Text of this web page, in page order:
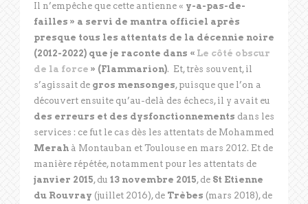
Il n’empêche que cette antienne « y-a-pas-de-
failles » a servi de mantra officiel après
presque tous les attentats de la décennie noire
(2012-2022) que je raconte dans « Le côté obscur
de la force » (Flammarion). Et, très souvent, il
s’agissait de gros mensonges, puisque que l’on a
découvert ensuite qu’au-delà des échecs, il y avait eu
des erreurs et des dysfonctionnements dans les
services : ce fut le cas dès les attentats de Mohammed
Merah à Montauban et Toulouse en mars 2012. Et de
manière répétée, notamment pour les attentats de
janvier 2015, du 13 novembre 2015, de St Etienne
du Rouvray (juillet 2016), de Trèbes (mars 2018), de